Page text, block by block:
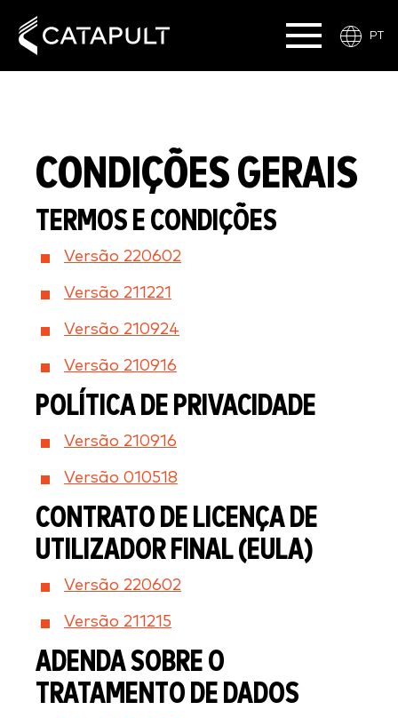
PT
CONDIÇÕES GERAIS
TERMOS E CONDIÇÕES
Versão 220602
Versão 211221
Versão 210924
Versão 210916
POLÍTICA DE PRIVACIDADE
Versão 210916
Versão 010518
CONTRATO DE LICENÇA DE
UTILIZADOR FINAL (EULA)
Versão 220602
Versão 211215
ADENDA SOBRE O
TRATAMENTO DE DADOS